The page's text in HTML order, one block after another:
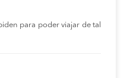
para poder viajar de tal